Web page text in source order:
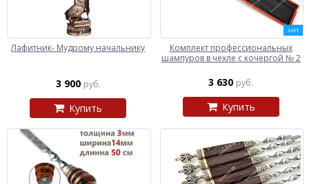
Лафитник- Мудрому начальнику
3 900 руб.
Купить
ХИТ
Комплект профессиональных
шампуров в чехле с кочергой № 2
3 630 руб.
Купить